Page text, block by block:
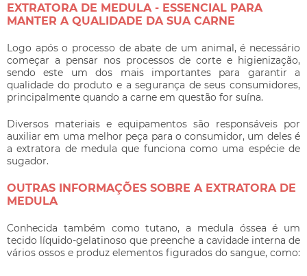
EXTRATORA DE MEDULA - ESSENCIAL PARA
MANTER A QUALIDADE DA SUA CARNE
Logo após o processo de abate de um animal, é necessário
começar a pensar nos processos de corte e higienização,
sendo este um dos mais importantes para garantir a
qualidade do produto e a segurança de seus consumidores,
principalmente quando a carne em questão for suína.
Diversos materiais e equipamentos são responsáveis por
auxiliar em uma melhor peça para o consumidor, um deles é
aextratora de medula que funciona como uma espécie de
sugador.
OUTRAS INFORMAÇÕES SOBRE A EXTRATORA DE
MEDULA
Conhecida também como tutano, a medula óssea é um
tecido líquido-gelatinoso que preenche a cavidade interna de
vários ossos e produz elementos figurados do sangue, como: